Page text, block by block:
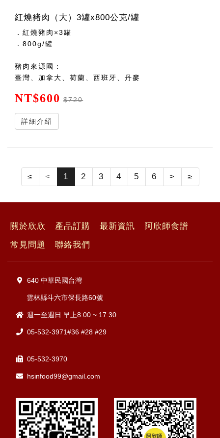
紅燒豬肉（大）3罐x800公克/罐
．紅燒豬肉×3罐
．800g/罐
豬肉來源國：
臺灣、加拿大、荷蘭、西班牙、丹麥
NT$600 $720
詳細介紹
≤ < 1 2 3 4 5 6 > ≥
關於欣欣 產品訂購 最新資訊
阿欣師食譜
常見問題
聯絡我們
640 中華民國台灣
雲林縣斗六市保長路60號
週一至週日 早上8:00 ~ 17:30
05-532-3971#36 #28 #29
05-532-3970
hsinfood99@gmail.com